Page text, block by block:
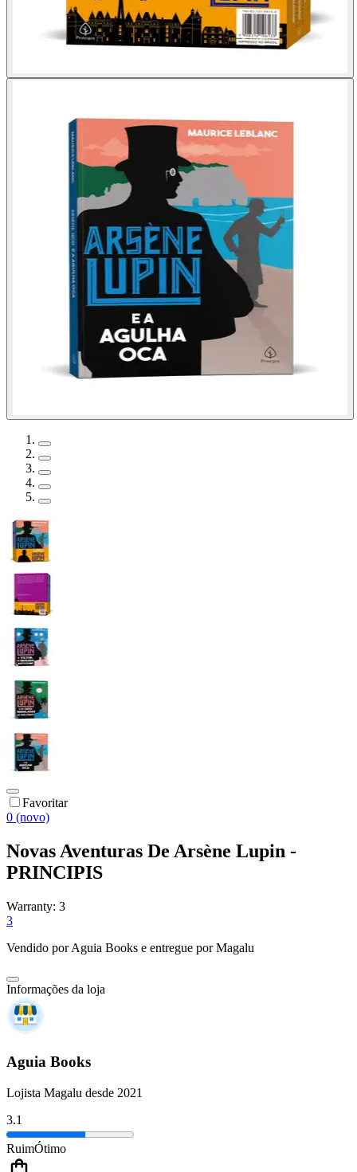
Favoritar
0 (novo)
Novas Aventuras De Arsène Lupin -
PRINCIPIS
Warranty: 3
3
Vendido porAguia Books e entregue por Magalu
Informações da loja
Aguia Books
Lojista Magalu desde 2021
3.1
RuimÓtimo